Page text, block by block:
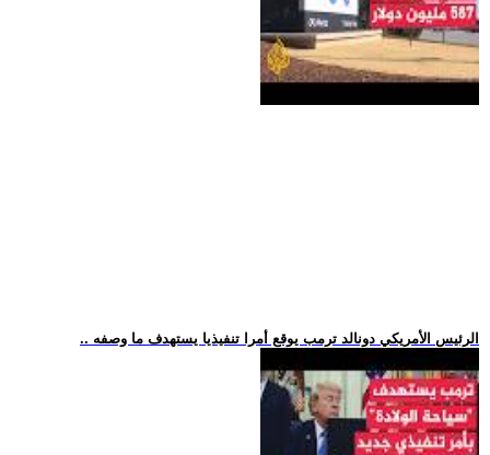
.. الرئيس الأمريكي دونالد ترمب يوقع أمرا تنفيذيا يستهدف ما وصفه